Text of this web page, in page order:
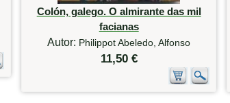
Colón, galego. O almirante das mil
facianas
Autor: Philippot Abeledo, Alfonso
11,50 €